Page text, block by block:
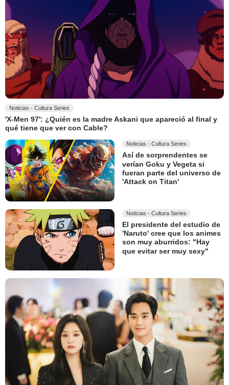
Noticias - Cultura Series
'X-Men 97': ¿Quién es la madre Askani que apareció al final y
qué tiene que ver con Cable?
Noticias - Cultura Series
Así de sorprendentes se
verían Goku y Vegeta si
fueran parte del universo de
'Attack on Titan'
Noticias - Cultura Series
El presidente del estudio de
'Naruto' cree que los animes
son muy aburridos: "Hay
que evitar ser muy sexy"